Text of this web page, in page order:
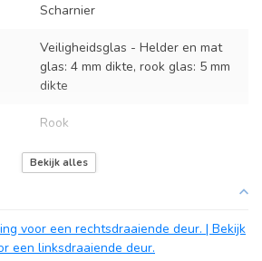
Scharnier
Veiligheidsglas - Helder en mat
glas: 4 mm dikte, rook glas: 5 mm
dikte
Rook
Op maat gemaakt
Standaard Deurgreep Binnendeur
Bekijk alles
voor een rechtsdraaiende deur. | Bekijk
een linksdraaiende deur.